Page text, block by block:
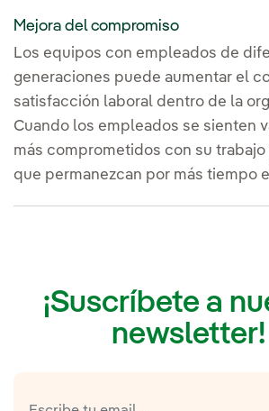
Mejora del compromiso
Los equipos con empleados de
generaciones puede aumentar el
satisfacción laboral dentro de la
Cuando los empleados se sienten
más comprometidos con su
que permanezcan por más tiempo
¡Suscríbete a
newsletter!